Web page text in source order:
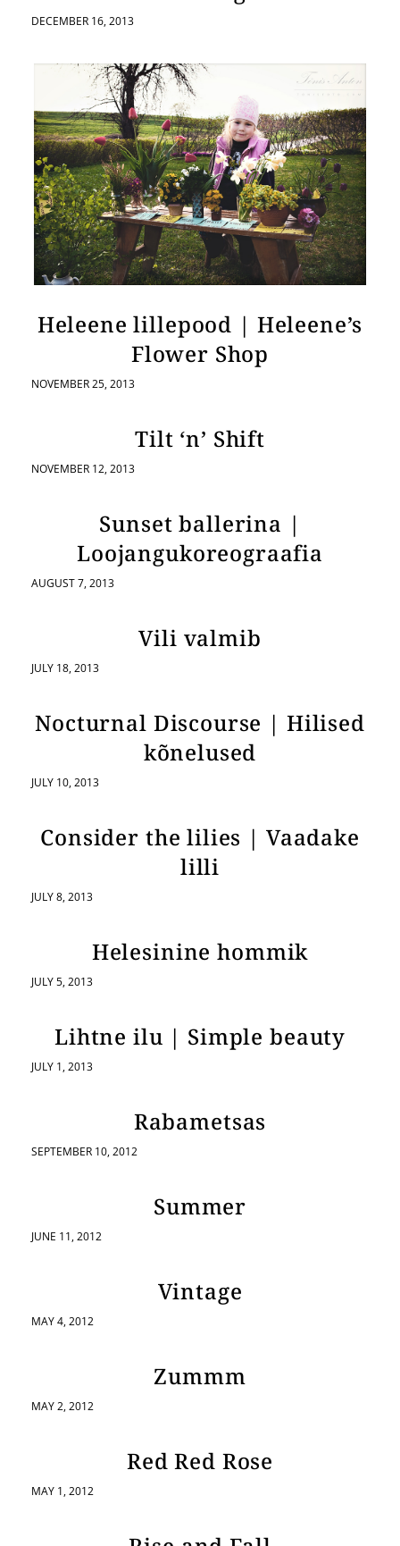
DECEMBER 16, 2013
Heleene lillepood | Heleene’s
Flower Shop
NOVEMBER 25, 2013
Tilt ‘n’ Shift
NOVEMBER 12, 2013
Sunset ballerina |
Loojangukoreograafia
AUGUST 7, 2013
Vili valmib
JULY 18, 2013
Nocturnal Discourse | Hilised
kõnelused
JULY 10, 2013
Consider the lilies | Vaadake
lilli
JULY 8, 2013
Helesinine hommik
JULY 5, 2013
Lihtne ilu | Simple beauty
JULY 1, 2013
Rabametsas
SEPTEMBER 10, 2012
Summer
JUNE 11, 2012
Vintage
MAY 4, 2012
Zummm
MAY 2, 2012
Red Red Rose
MAY 1, 2012